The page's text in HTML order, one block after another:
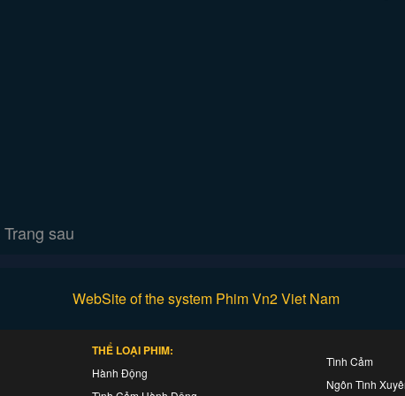
Trang sau
WebSite of the system Phim Vn2 Viet Nam
THỂ LOẠI PHIM:
Hành Động
Tình Cảm
Ngôn Tình